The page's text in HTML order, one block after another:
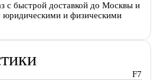
с быстрой доставкой до Москвы и
юридическими и физическими
F7